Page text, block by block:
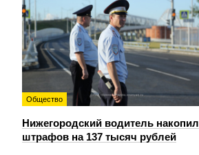
Общество
Нижегородский водитель накопил
штрафов на 137 тысяч рублей